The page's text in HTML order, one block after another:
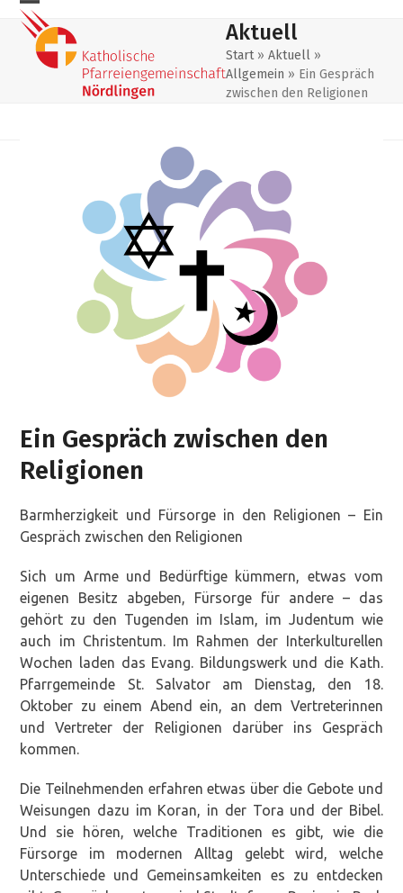
Skip
content
Mobiles
Menu
Mobiles
Menu
schließen
Aktuell
Start»Aktuell »
Allgemein » Ein Gespräch
zwischen den Religionen
Ein Gespräch zwischen den
Religionen
Barmherzigkeit und Fürsorge in den Religionen – Ein
Gespräch zwischen den Religionen
Sich um Arme und Bedürftige kümmern, etwas vom
eigenen Besitz abgeben, Fürsorge für andere – das
gehört zu den Tugenden im Islam, im Judentum wie
auch im Christentum. Im Rahmen der Interkulturellen
Wochen laden das Evang. Bildungswerk und die Kath.
Pfarrgemeinde St. Salvator am Dienstag, den 18.
Oktober zu einem Abend ein, an dem Vertreterinnen
und Vertreter der Religionen darüber ins Gespräch
kommen.
Die Teilnehmenden erfahren etwas über die Gebote und
Weisungen dazu im Koran, in der Tora und der Bibel.
Und sie hören, welche Traditionen es gibt, wie die
Fürsorge im modernen Alltag gelebt wird, welche
Unterschiede und Gemeinsamkeiten es zu entdecken